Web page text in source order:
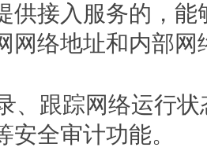
供接入服务的，能
网络地址和内部网
、跟踪网络运行
安全审计功能。